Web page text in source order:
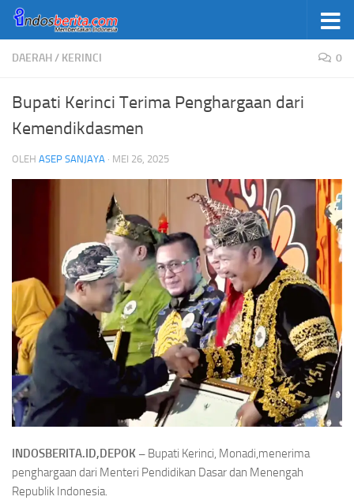
Skip to content
DAERAH/ KERINCI 0
Bupati Kerinci Terima Penghargaan dari
Kemendikdasmen
OLEH ASEP SANJAYA · MEI 26, 2025
INDOSBERITA.ID,DEPOK – Bupati Kerinci, Monadi,menerima
penghargaan dari Menteri Pendidikan Dasar dan Menengah
Republik Indonesia.